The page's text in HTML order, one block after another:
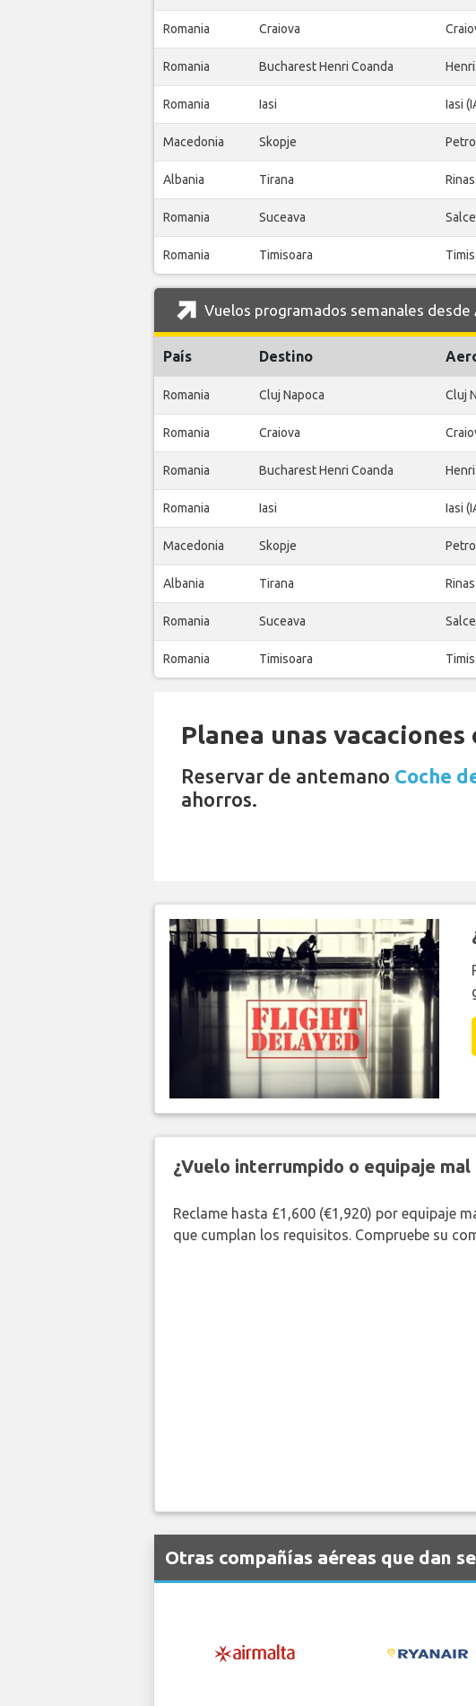
Romania Craiova
Romania Bucharest Henri Coanda
Romania Iasi Iasi
Macedonia Skopje
Albania Tirana
Romania Suceava
Romania Timisoara
Vuelos programados semanales
País Destino
Romania Cluj Napoca Cluj
Romania Craiova
Romania Bucharest Henri Coanda
Romania Iasi Iasi
Macedonia Skopje
Albania Tirana
Romania Suceava
Romania Timisoara
Planea unas
Reservar de antemano Coche
ahorros.
¿Vuelo interrumpido o equipaje mal
Reclame hasta £1,600 (€1,920) por equipaje
que cumplan los requisitos. Compruebe su
Otras compañías aéreas que dan